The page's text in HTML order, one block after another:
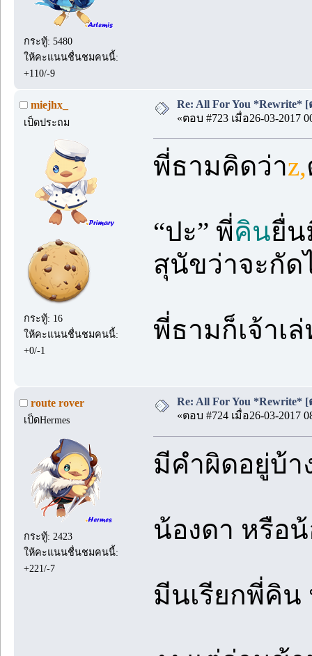
กระทู้: 5480
ให้คะแนนชื่นชมคนนี้:
+110/-9
miejhx_
เป็ดประถม
กระทู้: 16
ให้คะแนนชื่นชมคนนี้:
+0/-1
Re: All For You *Rewrite* [
«ตอบ #723 เมื่อ26-03-2017
พี่ธามคิดว่าz,
“ปะ” พี่คินยื่น
สุนัขว่าจะกัด
พี่ธามก็เจ้าเ
route rover
เป็ดHermes
กระทู้: 2423
ให้คะแนนชื่นชมคนนี้:
+221/-7
Re: All For You *Rewrite* [
«ตอบ #724 เมื่อ26-03-2017
มีคำผิดอยู่บ้า
น้องดา หรือ
มีนเรียกพี่คิน